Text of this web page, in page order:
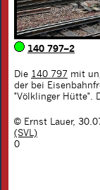
140 797–2
Die 140 797 mit
der bei
"Völklinger Hütte".
© Ernst Lauer,
(SVL)
0